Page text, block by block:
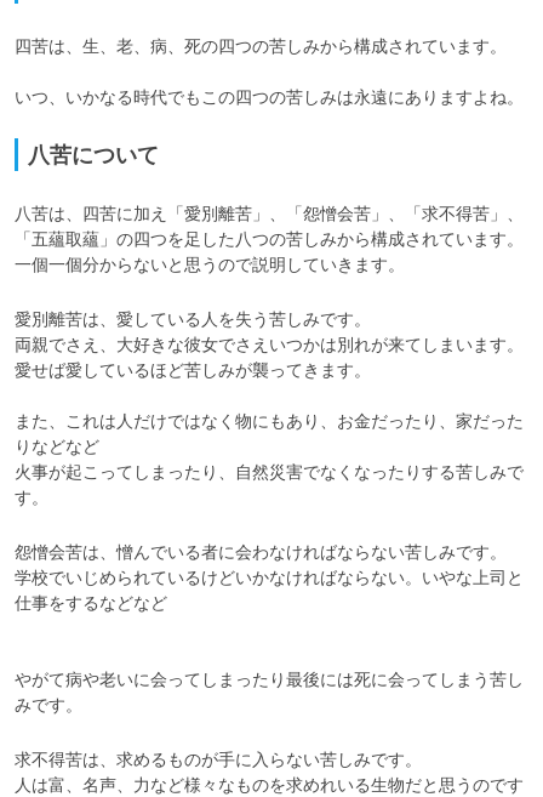
四苦は、生、老、病、死の四つの苦しみから構成されています。
いつ、いかなる時代でもこの四つの苦しみは永遠にありますよね。
八苦について
八苦は、四苦に加え「愛別離苦」、「怨憎会苦」、「求不得苦」、
「五蘊取蘊」の四つを足した八つの苦しみから構成されています。
一個一個分からないと思うので説明していきます。
愛別離苦は、愛している人を失う苦しみです。
両親でさえ、大好きな彼女でさえいつかは別れが来てしまいます。
愛せば愛しているほど苦しみが襲ってきます。
また、これは人だけではなく物にもあり、お金だったり、家だった
りなどなど
火事が起こってしまったり、自然災害でなくなったりする苦しみで
怨憎会苦は、憎んでいる者に会わなければならない苦しみです。
学校でいじめられているけどいかなければならない。いやな上司と
仕事をするなどなど
やがて病や老いに会ってしまったり最後には死に会ってしまう苦し
みです。
求不得苦は、求めるものが手に入らない苦しみです。
人は富、名声、力など様々なものを求めれいる生物だと思うのです